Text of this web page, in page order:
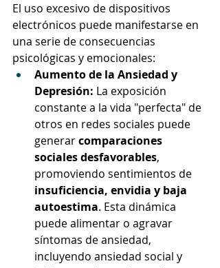
El uso excesivo de dispositivos
electrónicos puede manifestarse en
una serie de consecuencias
psicológicas y emocionales:
Aumento de la Ansiedad y
Depresión: La exposición
constante a la vida "perfecta" de
otros en redes sociales puede
generar comparaciones
sociales desfavorables,
promoviendo sentimientos de
insuficiencia, envidia y baja
autoestima. Esta dinámica
puede alimentar o agravar
síntomas de ansiedad,
incluyendo ansiedad social y